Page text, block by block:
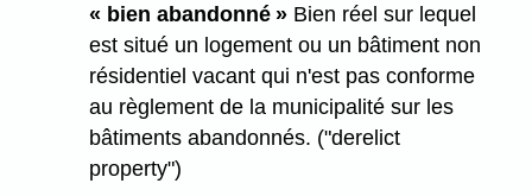
« bien abandonné » Bien réel sur lequel
est situé un logement ou un bâtiment non
résidentiel vacant qui n'est pas conforme
au règlement de la municipalité sur les
bâtiments abandonnés. ("derelict
property")